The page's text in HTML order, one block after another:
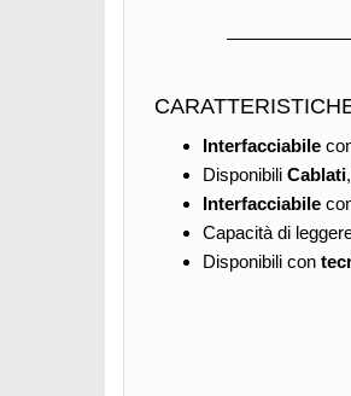
Interfacciabile
Disponibili Cablati,
Interfacciabile
Capacità di
Disponibili con